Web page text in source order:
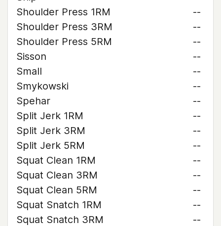
Shoulder Press 1RM
--
Shoulder Press 3RM
--
Shoulder Press 5RM
--
Sisson
--
Small
--
Smykowski
--
Spehar
--
Split Jerk 1RM
--
Split Jerk 3RM
--
Split Jerk 5RM
--
Squat Clean 1RM
--
Squat Clean 3RM
--
Squat Clean 5RM
--
Squat Snatch 1RM
--
Squat Snatch 3RM
--